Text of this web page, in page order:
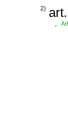
2)